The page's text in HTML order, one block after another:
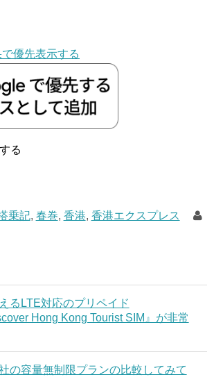
優先表示する
る
乗記, 春巻, 香港, 香港エクスプレス
るLTE対応のプリペイド
Hong Kong Tourist SIM』が非常
の容量無制限プランの比較してみて